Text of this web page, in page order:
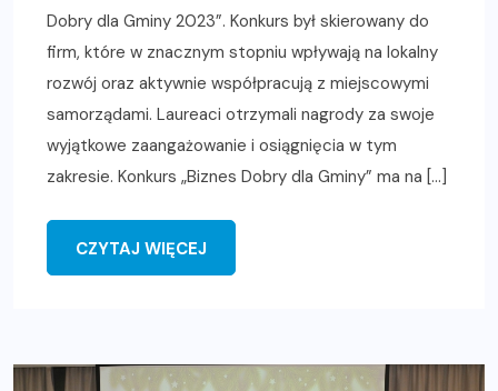
Dobry dla Gminy 2023”. Konkurs był skierowany do
firm, które w znacznym stopniu wpływają na lokalny
rozwój oraz aktywnie współpracują z miejscowymi
samorządami. Laureaci otrzymali nagrody za swoje
wyjątkowe zaangażowanie i osiągnięcia w tym
zakresie. Konkurs „Biznes Dobry dla Gminy” ma na […]
CZYTAJ WIĘCEJ